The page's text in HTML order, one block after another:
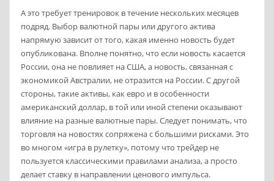
А это требует тренировок в течение нескольких месяцев
подряд. Выбор валютной пары или другого актива
напрямую зависит от того, какая именно новость будет
опубликована. Вполне понятно, что если новость касается
России, она не повлияет на США, а новость, связанная с
экономикой Австралии, не отразится на России. С другой
стороны, такие активы, как евро и в особенности
американский доллар, в той или иной степени оказывают
влияние на разные валютные пары. Следует понимать, что
торговля на новостях сопряжена с большими рисками. Это
во многом «игра в рулетку», потому что трейдер не
пользуется классическими правилами анализа, а просто
делает ставку в направлении ценового импульса.